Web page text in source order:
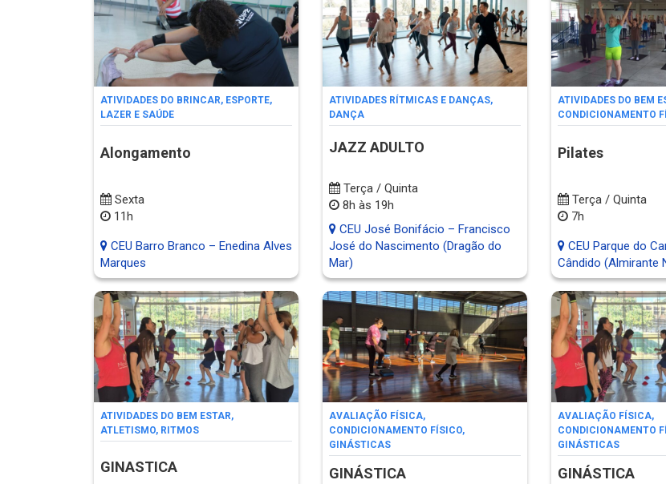
ATIVIDADES DO BRINCAR, ESPORTE,
LAZER E SAÚDE
Alongamento
Sexta
11h
CEU Barro Branco – Enedina Alves
Marques
ATIVIDADES RÍTMICAS E DANÇAS,
DANÇA
JAZZ ADULTO
Terça / Quinta
8h às 19h
CEU José Bonifácio – Francisco
José do Nascimento (Dragão do
Mar)
ATIVIDADES DO BEM
CONDICIONAMENTO
Pilates
Terça / Quinta
7h
CEU Parque do
Cândido (Almirante
ATIVIDADES DO BEM ESTAR,
ATLETISMO, RITMOS
GINASTICA
AVALIAÇÃO FÍSICA,
CONDICIONAMENTO FÍSICO,
GINÁSTICAS
GINÁSTICA
AVALIAÇÃO FÍSICA,
CONDICIONAMENTO
GINÁSTICAS
GINÁSTICA